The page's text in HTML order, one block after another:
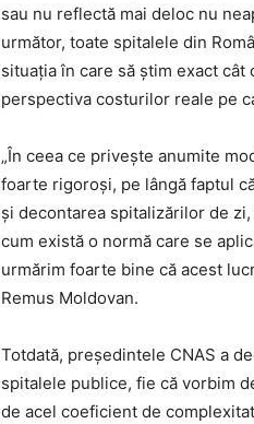
sau nu reflectă mai deloc nu
următor, toate spitalele din
situația în care să știm exact
perspectiva costurilor reale pe
„În ceea ce priveşte anumite
foarte rigoroși, pe lângă faptul
și decontarea spitalizărilor de
cum există o normă care se
urmărim foarte bine că acest
Remus Moldovan.
Totdată, președintele CNAS a
spitalele publice, fie că vorbim
de acel coeficient de